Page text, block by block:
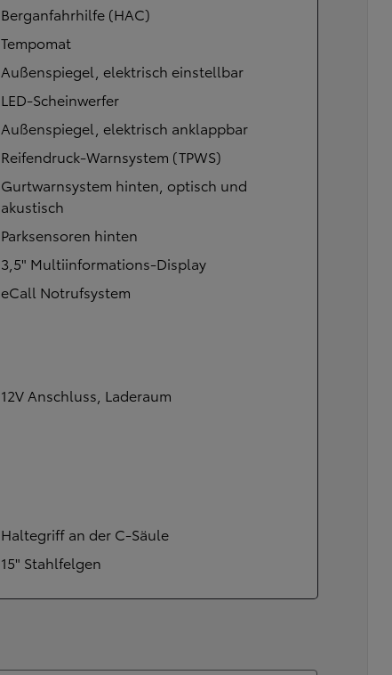
Berganfahrhilfe (HAC)
Tempomat
Außenspiegel, elektrisch einstellbar
LED-Scheinwerfer
Außenspiegel, elektrisch anklappbar
Reifendruck-Warnsystem (TPWS)
Gurtwarnsystem hinten, optisch und
akustisch
Parksensoren hinten
3,5" Multiinformations-Display
eCall Notrufsystem
12V Anschluss, Laderaum
Haltegriff an der C-Säule
15" Stahlfelgen